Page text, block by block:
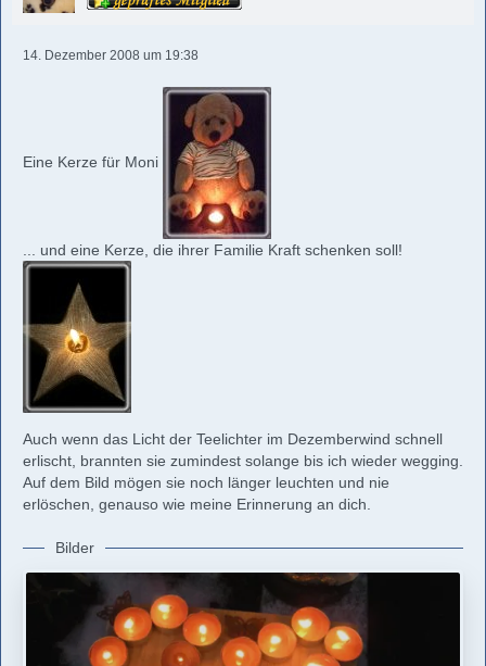
14. Dezember 2008 um 19:38
Eine Kerze für Moni
... und eine Kerze, die ihrer Familie Kraft schenken soll!
Auch wenn das Licht der Teelichter im Dezemberwind schnell
erlischt, brannten sie zumindest solange bis ich wieder wegging.
Auf dem Bild mögen sie noch länger leuchten und nie
erlöschen, genauso wie meine Erinnerung an dich.
Bilder